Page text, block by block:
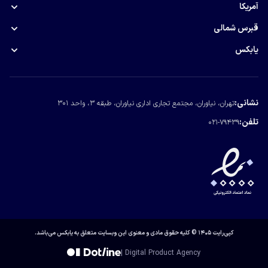
ثبت شرکت در دبی
گلدن ویزا امارات
ثبت شرکت در عمان
کار در عمان
آمریکا
ویزای EB5 آمریکا
ویزای J-1 آمریکا
قبرس شمالی
خرید ملک در قبرس
یابکس
مجله یابکس
نشانی:تهران، نیاوران، مجتمع تجاری اداری نیاوران، طبقه ۳، واحد ۳۰۱
تلفن:021-79439
کپی‌رایت ۱۴۰۵ © کلیه حقوق مادی و معنوی این وبسایت متعلق به یابکس می‌باشد.
| Digital Product Agency